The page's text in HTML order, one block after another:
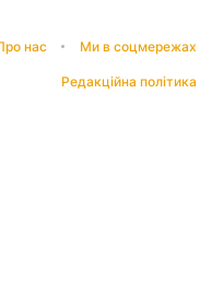
нас Ми в соцмережах
Редакційна політика